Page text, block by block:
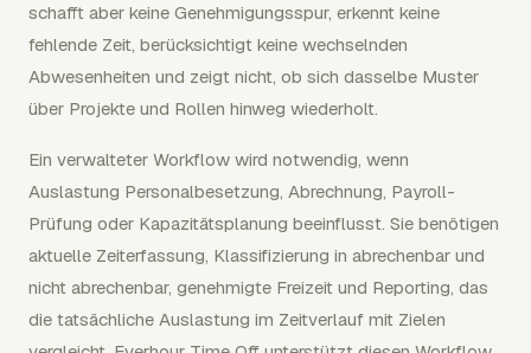
schafft aber keine Genehmigungsspur, erkennt keine
fehlende Zeit, berücksichtigt keine wechselnden
Abwesenheiten und zeigt nicht, ob sich dasselbe Muster
über Projekte und Rollen hinweg wiederholt.
Ein verwalteter Workflow wird notwendig, wenn
Auslastung Personalbesetzung, Abrechnung, Payroll-
Prüfung oder Kapazitätsplanung beeinflusst. Sie benötigen
aktuelle Zeiterfassung, Klassifizierung in abrechenbar und
nicht abrechenbar, genehmigte Freizeit und Reporting, das
die tatsächliche Auslastung im Zeitverlauf mit Zielen